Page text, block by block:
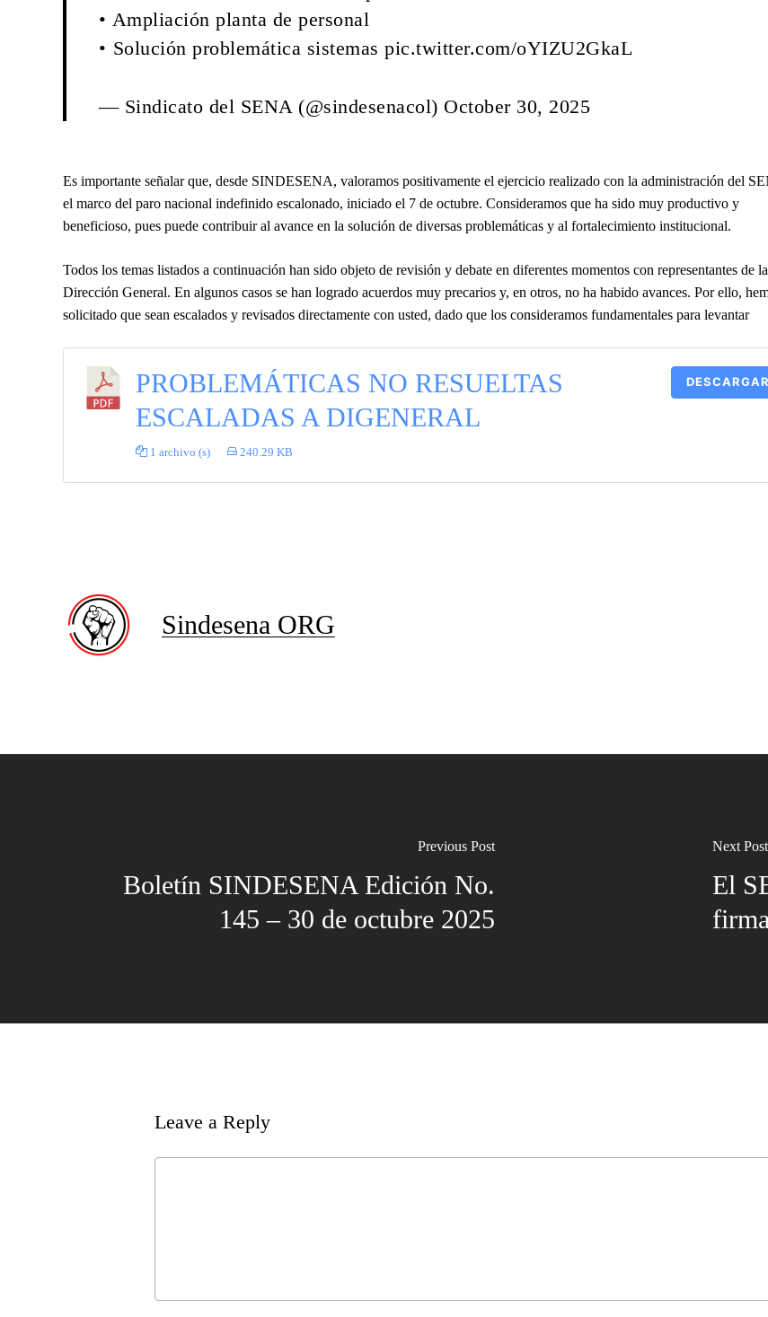
•⁠ ⁠Ampliación planta de personal
•⁠ ⁠Solución problemática sistemaspic.twitter.com/oYIZU2GkaL
— Sindicato del SENA (@sindesenacol) October 30, 2025
Es importante señalar que, desde SINDESENA, valoramos positivamente el ejercicio realizado con la administración del
el marco del paro nacional indefinido escalonado, iniciado el 7 de octubre. Consideramos que ha sido muy productivo y
beneficioso, pues puede contribuir al avance en la solución de diversas problemáticas y al fortalecimiento institucional.
Todos los temas listados a continuación han sido objeto de revisión y debate en diferentes momentos con representantes de la
Dirección General. En algunos casos se han logrado acuerdos muy precarios y, en otros, no ha habido avances. Por ello,
solicitado que sean escalados y revisados directamente con usted, dado que los consideramos fundamentales para levantar
PROBLEMÁTICAS NO RESUELTAS
ESCALADAS A DIGENERAL
1 archivo (s) 240.29 KB
DESCARGAR
Sindesena ORG
Previous Post
Boletín SINDESENA Edición No.
145 – 30 de octubre 2025
Next Post
El
Leave a Reply